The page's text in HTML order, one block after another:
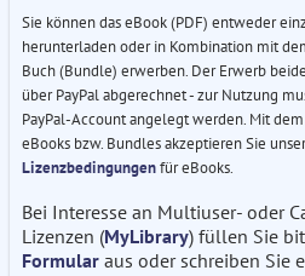
Sie können das eBook (PDF) entweder
herunterladen oder in Kombination mit
Buch (Bundle) erwerben. Der Erwerb
über PayPal abgerechnet - zur Nutzung
PayPal-Account angelegt werden. Mit
eBooks bzw. Bundles akzeptieren Sie
Lizenzbedingungenfür eBooks.
Bei Interesse an Multiuser- oder
Lizenzen (MyLibrary) füllen Sie
Formular aus oder schreiben Sie